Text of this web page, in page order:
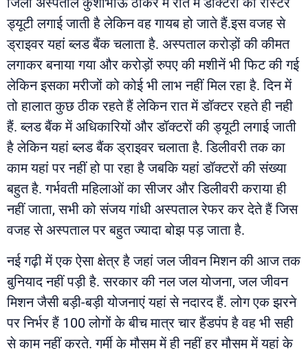
ड्यूटी लगाई जाती है लेकिन वह गायब हो जाते हैं.इस वजह से
ड्राइवर यहां ब्लड बैंक चलाता है. अस्पताल करोड़ों की कीमत
लगाकर बनाया गया और करोड़ों रुपए की मशीनें भी फिट की गई
लेकिन इसका मरीजों को कोई भी लाभ नहीं मिल रहा है. दिन में
तो हालात कुछ ठीक रहते हैं लेकिन रात में डॉक्टर रहते ही नही
हैं. ब्लड बैंक में अधिकारियों और डॉक्टरों की ड्यूटी लगाई जाती
है लेकिन यहां ब्लड बैंक ड्राइवर चलाता है. डिलीवरी तक का
काम यहां पर नहीं हो पा रहा है जबकि यहां डॉक्टरों की संख्या
बहुत है. गर्भवती महिलाओं का सीजर और डिलीवरी कराया ही
नहीं जाता, सभी को संजय गांधी अस्पताल रेफर कर देते हैं जिस
वजह से अस्पताल पर बहुत ज्यादा बोझ पड़ जाता है.
नई गढ़ी में एक ऐसा क्षेत्र है जहां जल जीवन मिशन की आज तक
बुनियाद नहीं पड़ी है. सरकार की नल जल योजना, जल जीवन
मिशन जैसी बड़ी-बड़ी योजनाएं यहां से नदारद हैं. लोग एक झरने
पर निर्भर हैं 100 लोगों के बीच मात्र चार हैंडपंप है वह भी सही
से काम नहीं करते. गर्मी के मौसम में ही नहीं हर मौसम में यहां के